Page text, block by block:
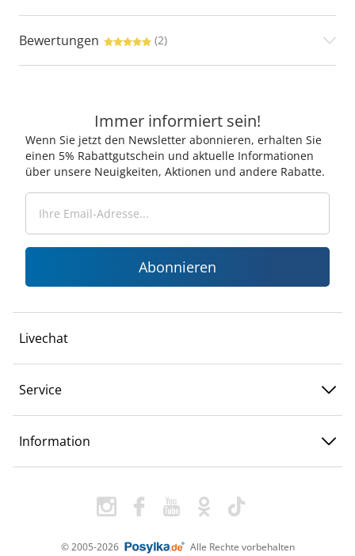
Bewertungen (2)
Immer informiert sein!
Wenn Sie jetzt den Newsletter abonnieren, erhalten Sie
einen 5% Rabattgutschein und aktuelle Informationen
über unsere Neuigkeiten, Aktionen und andere Rabatte.
Abonnieren
Livechat
Service
Information
© 2005-2026 Alle Rechte vorbehalten